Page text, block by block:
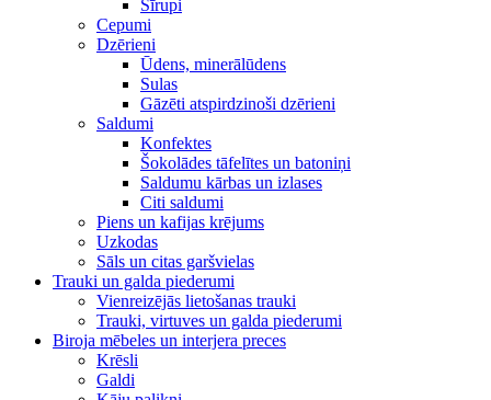
Sīrupi
Cepumi
Dzērieni
Ūdens, minerālūdens
Sulas
Gāzēti atspirdzinoši dzērieni
Saldumi
Konfektes
Šokolādes tāfelītes un batoniņi
Saldumu kārbas un izlases
Citi saldumi
Piens un kafijas krējums
Uzkodas
Sāls un citas garšvielas
Trauki un galda piederumi
Vienreizējās lietošanas trauki
Trauki, virtuves un galda piederumi
Biroja mēbeles un interjera preces
Krēsli
Galdi